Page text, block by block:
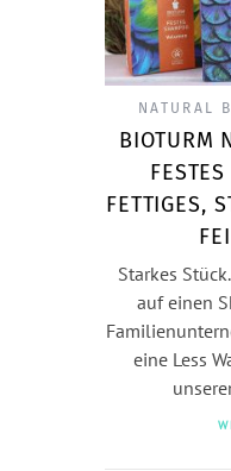
NATURAL
BIOTURM
FETTIGES,
Starkes
auf einen
eine Less